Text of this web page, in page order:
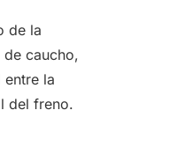
de la
caucho,
la
del freno.